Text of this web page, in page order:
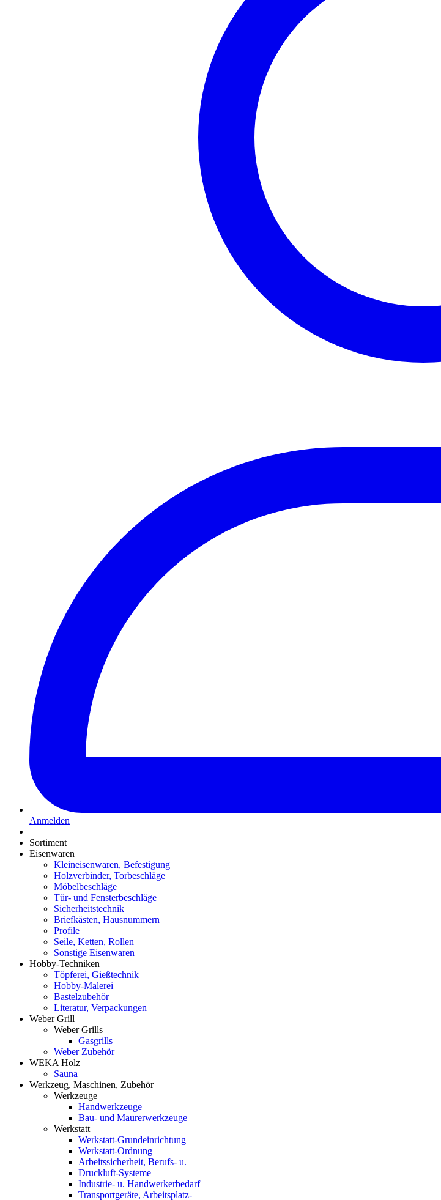
Anmelden
Sortiment
Eisenwaren
Kleineisenwaren, Befestigung
Holzverbinder, Torbeschläge
Möbelbeschläge
Tür- und Fensterbeschläge
Sicherheitstechnik
Briefkästen, Hausnummern
Profile
Seile, Ketten, Rollen
Sonstige Eisenwaren
Hobby-Techniken
Töpferei, Gießtechnik
Hobby-Malerei
Bastelzubehör
Literatur, Verpackungen
Weber Grill
Weber Grills
Gasgrills
Weber Zubehör
WEKA Holz
Sauna
Werkzeug, Maschinen, Zubehör
Werkzeuge
Handwerkzeuge
Bau- und Maurerwerkzeuge
Werkstatt
Werkstatt-Grundeinrichtung
Werkstatt-Ordnung
Arbeitssicherheit, Berufs- u.
Druckluft-Systeme
Industrie- u. Handwerkerbedarf
Transportgeräte, Arbeitsplatz-